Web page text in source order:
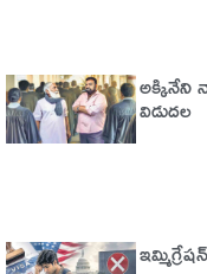
అక్కినేని
విడుదల